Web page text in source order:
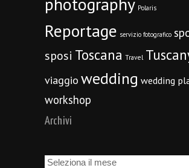
Polaris
Reportage servizio fotografico
sposi Toscana Travel
viaggio wedding wedding
workshop
Archivi
Archivi